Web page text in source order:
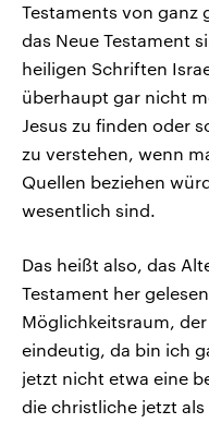
Testaments von ganz
das Neue Testament
heiligen Schriften
überhaupt gar nicht
Jesus zu finden oder
zu verstehen, wenn
Quellen beziehen
wesentlich sind.
Das heißt also, das
Testament her
Möglichkeitsraum,
eindeutig, da bin ich
jetzt nicht etwa eine
die christliche jetzt